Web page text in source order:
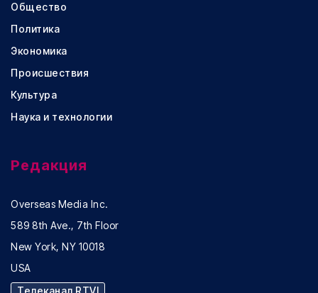
Общество
Политика
Экономика
Происшествия
Культура
Наука и технологии
Редакция
Overseas Media Inc.
589 8th Ave., 7th Floor
New York, NY 10018
USA